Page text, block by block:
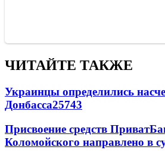
ЧИТАЙТЕ ТАКЖЕ
Украинцы определились
Донбасса25743
Присвоение средств
Коломойского направлено в